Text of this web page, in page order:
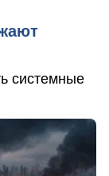
системные